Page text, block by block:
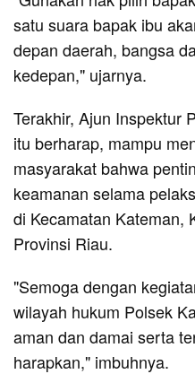
satu suara bapak ibu
depan daerah, bangsa
kedepan," ujarnya.
Terakhir, Ajun Inspektur
itu berharap, mampu
masyarakat bahwa
keamanan selama
di Kecamatan Kateman,
Provinsi Riau.
"Semoga dengan
wilayah hukum Polsek
aman dan damai serta
harapkan," imbuhnya.